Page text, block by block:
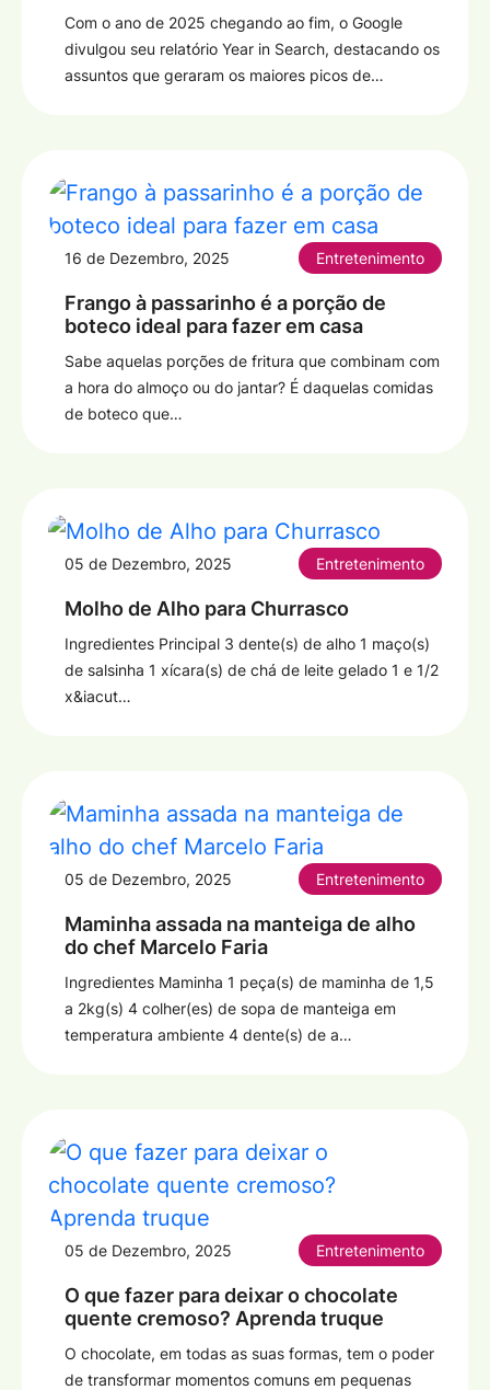
Com o ano de 2025 chegando ao fim, o Google
divulgou seu relatório Year in Search, destacando os
assuntos que geraram os maiores picos de…
16 de Dezembro, 2025 Entretenimento
Frango à passarinho é a porção de
boteco ideal para fazer em casa
Sabe aquelas porções de fritura que combinam com
a hora do almoço ou do jantar? É daquelas comidas
de boteco que…
05 de Dezembro, 2025 Entretenimento
Molho de Alho para Churrasco
Ingredientes Principal 3 dente(s) de alho 1 maço(s)
de salsinha 1 xícara(s) de chá de leite gelado 1 e 1/2
x&iacut…
05 de Dezembro, 2025 Entretenimento
Maminha assada na manteiga de alho
do chef Marcelo Faria
Ingredientes Maminha 1 peça(s) de maminha de 1,5
a 2kg(s) 4 colher(es) de sopa de manteiga em
temperatura ambiente 4 dente(s) de a…
05 de Dezembro, 2025 Entretenimento
O que fazer para deixar o chocolate
quente cremoso? Aprenda truque
O chocolate, em todas as suas formas, tem o poder
de transformar momentos comuns em pequenas